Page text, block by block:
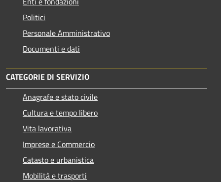
Politici
Personale Amministrativo
Documenti e dati
CATEGORIE DI SERVIZIO
Anagrafe e stato civile
Cultura e tempo libero
Vita lavorativa
Imprese e Commercio
Catasto e urbanistica
Mobilità e trasporti